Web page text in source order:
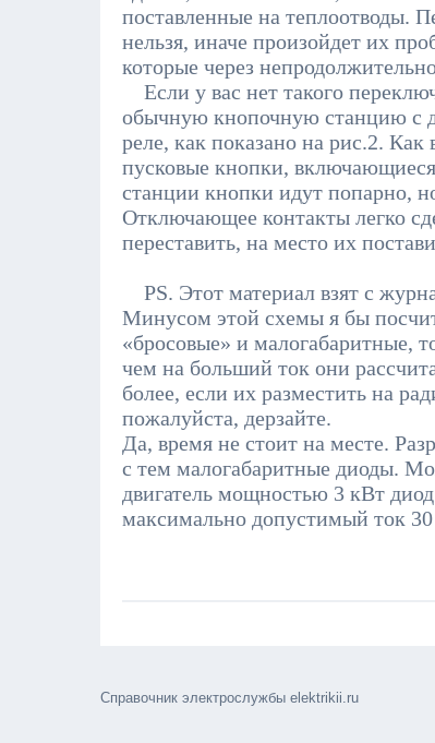
поставленные на теплоотводы.
нельзя, иначе произойдет их
которые через
Если у вас нет такого
обычную кнопочную станцию с
реле, как показано на рис.2. Как
пусковые кнопки,
станции кнопки идут попарно,
Отключающее контакты легко
переставить, на место их
PS. Этот материал взят с
Минусом этой схемы я бы
«бросовые» и малогабаритные,
чем на больший ток они
более, если их разместить на
пожалуйста, дерзайте.
Да, время не стоит на месте.
с тем малогабаритные диоды.
двигатель мощностью 3 кВт
максимально допустимый ток
Справочник электрослужбы elektrikii.ru